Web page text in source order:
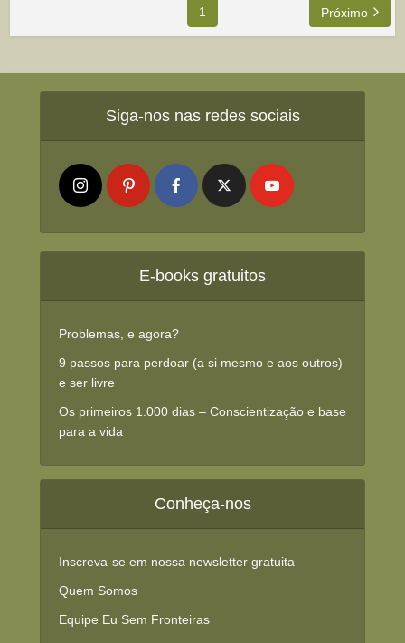
1 Próximo
Siga-nos nas redes sociais
E-books gratuitos
Problemas, e agora?
9 passos para perdoar (a si mesmo e aos outros)
e ser livre
Os primeiros 1.000 dias – Conscientização e base
para a vida
Conheça-nos
Inscreva-se em nossa newsletter gratuita
Quem Somos
Equipe Eu Sem Fronteiras